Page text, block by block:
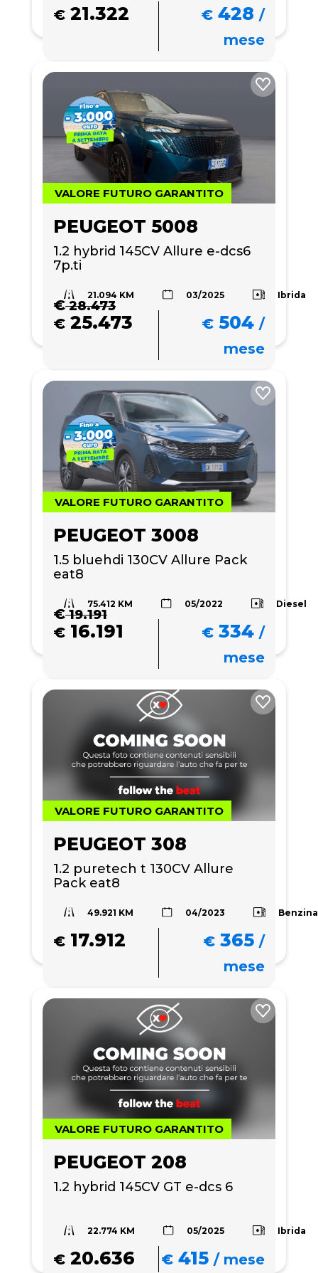
€ 21.322 € 428 /
mese
VALORE FUTURO GARANTITO
PEUGEOT 5008
1.2 hybrid 145CV Allure e-dcs6
7p.ti
21.094 KM 03/2025 Ibrida
€28.473
€ 25.473 € 504 /
mese
VALORE FUTURO GARANTITO
PEUGEOT 3008
1.5 bluehdi 130CV Allure Pack
eat8
75.412 KM 05/2022 Diesel
€19.191
€ 16.191 € 334 /
mese
VALORE FUTURO GARANTITO
PEUGEOT 308
1.2 puretech t 130CV Allure
Pack eat8
49.921 KM 04/2023 Benzina
€ 17.912 € 365 /
mese
VALORE FUTURO GARANTITO
PEUGEOT 208
1.2 hybrid 145CV GT e-dcs 6
22.774 KM 05/2025 Ibrida
€ 20.636 € 415 /mese